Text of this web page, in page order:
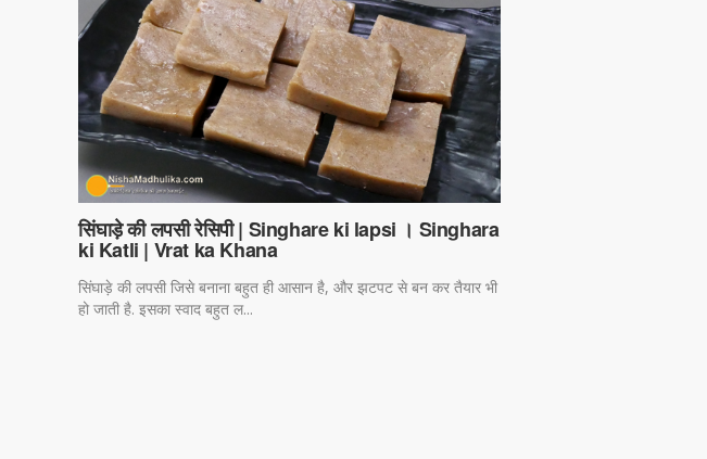
सिंघाड़े की लपसी रेसिपी | Singhare ki lapsi । Singhara
ki Katli | Vrat ka Khana
सिंघाड़े की लपसी जिसे बनाना बहुत ही आसान है, और झटपट से बन कर तैयार भी
हो जाती है. इसका स्वाद बहुत ल...